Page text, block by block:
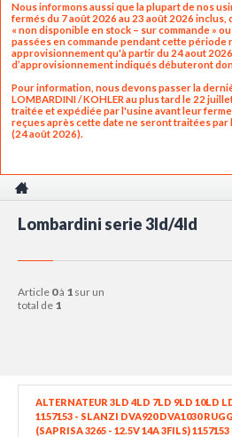
Nous informons aussi que la plupart de nos
fermés du 7 août 2026 au 23 août 2026
« non disponible en stock – sur commande »
passées en commande pendant cette période
approvisionnement qu'à partir du 24 aout
d’approvisionnement indiqués débuteront
Pour information, nous devons passer la
LOMBARDINI / KOHLER au plus tard le 22
traitée et expédiée par l'usine avant leur
reçues après cette date ne seront traitées
(24 août 2026).
Lombardini serie 3ld/4ld
article 0à 1 sur un
total de 1
ALTERNATEUR 3LD 4LD 7LD 9LD 10LD
1157153 - SLANZI DVA920 DVA1030
(SAPRISA 3265 - 12.5V 14A 3FILS)